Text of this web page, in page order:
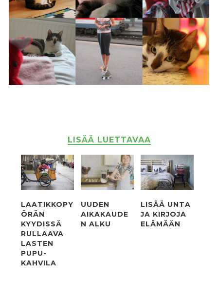
LISÄÄ LUETTAVAA
LAATIKKOPY
ÖRÄN
KYYDISSÄ
RULLAAVA
LASTEN
PUPU-
KAHVILA
UUDEN
AIKAKAUDE
N ALKU
LISÄÄ UNTA
JA KIRJOJA
ELÄMÄÄN